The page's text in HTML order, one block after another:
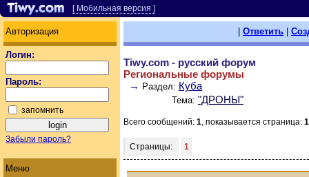
[ Мобильная версия ]
Авторизация
Логин:
Пароль:
запомнить
Забыли пароль?
Меню
Ответить
Tiwy.com - русский форум
Региональные форумы
→ Раздел: Куба
Тема: "ДРОНЫ"
Всего сообщений: 1, показывается страница: 1
Страницы: 1